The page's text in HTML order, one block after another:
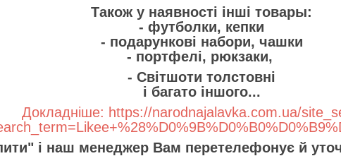
Також у наявності інші товары:
- футболки, кепки
- подарункові набори, чашки
- портфелі, рюкзаки,
- Світшоти толстовні
і багато іншого...
Докладніше: https://narodnajalavka.com.ua/
і наш менеджер Вам перетелефонує й